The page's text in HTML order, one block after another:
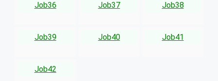
Job36 Job37 Job38
Job39 Job40 Job41
Job42